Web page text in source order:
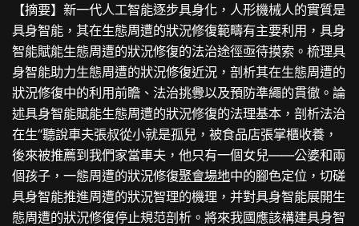
【摘要】新一代人工智能逐步具身化，人形機械人的實質是
具身智能，其在生態周遭的狀況修復範疇有主要利用，具身
智能賦能生態周遭的狀況修復的法治途徑亟待摸索。梳理具
身智能助力生態周遭的狀況修復近況，剖析其在生態周遭的
狀況修復中的利用前瞻、法治挑釁以及預防準繩的貫徹。論
述具身智能賦能生態周遭的狀況修復的法理基本，剖析法治
在生“聽說車夫張叔從小就是孤兒，被食品店張掌櫃收養，
後來被推薦到我們家當車夫，他只有一個女兒——公婆和兩
個孩子，一態周遭的狀況修復聚會場地中的腳色定位，切磋
具身智能推進周遭的狀況智理的機理，并對具身智能展開生
態周遭的狀況修復停止規范剖析。將來我國應該構建具身智